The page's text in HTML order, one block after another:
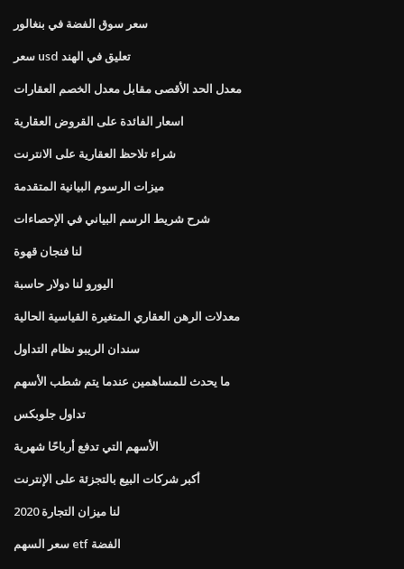
سعر سوق الفضة في بنغالور
سعر usd تعليق في الهند
معدل الحد الأقصى مقابل معدل الخصم العقارات
اسعار الفائدة على القروض العقارية
شراء تلاحظ العقارية على الانترنت
ميزات الرسوم البيانية المتقدمة
شرح شريط الرسم البياني في الإحصاءات
لنا فنجان قهوة
اليورو لنا دولار حاسبة
معدلات الرهن العقاري المتغيرة القياسية الحالية
سندان الريبو نظام التداول
ما يحدث للمساهمين عندما يتم شطب الأسهم
تداول جلوبكس
الأسهم التي تدفع أرباحًا شهرية
أكبر شركات البيع بالتجزئة على الإنترنت
لنا ميزان التجارة 2020
سعر السهم etf الفضة